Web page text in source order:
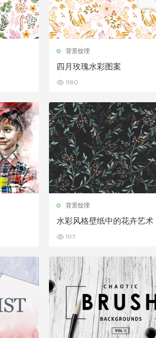
背景纹理
四月玫瑰水彩图案
1180
背景纹理
水彩风格壁纸中的花卉艺术
1117